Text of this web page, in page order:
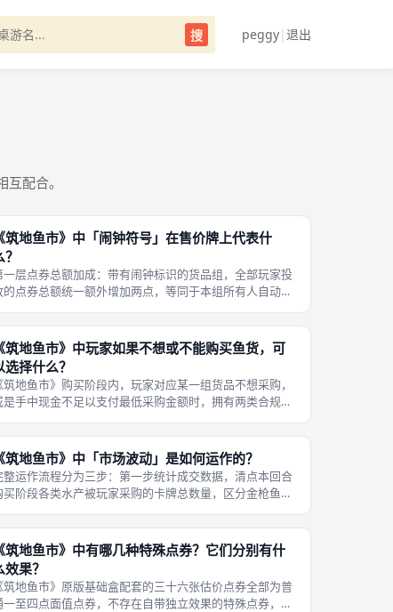
搜 peggy| 退出
配合。
《筑地鱼市》中「闹钟符号」在售价牌上代表什
一层点券总额加成：带有闹钟标识的货品组，全部玩家投
的点券总额统一额外增加两点，等同于本组所有人自动获
识普通货品组，大幅提升本组货品争夺激烈程度。《筑地
鱼市》部分售价牌角落印刷闹钟符号
《筑地鱼市》中玩家如果不想或不能购买鱼货，可
选择什么？
筑地鱼市》购买阶段内，玩家对应某一组货品不想采购，
是手中现金不足以支付最低采购金额时，拥有两类合规选
类基础选择：直接跳过本组采购行动，不消耗任何现金，
不拿走本组任意鱼货卡牌，保留全部
《筑地鱼市》中「市场波动」是如何运作的？
整运作流程分为三步：第一步统计成交数据，清点本回合
买阶段各类水产被玩家采购的卡牌总数量，区分金枪鱼与
水产标记向上移动一格，行情分值提升；采购量最低的水
产标记向下移动一格，行情分值降低
《筑地鱼市》中有哪几种特殊点券？它们分别有什
效果？
筑地鱼市》原版基础盒配套的三十六张估价点券全部为普
一至四点面值点券，不存在自带独立效果的特殊点券，所